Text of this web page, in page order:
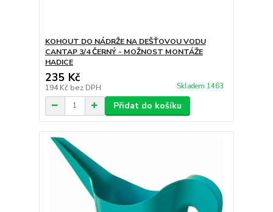
KOHOUT DO NÁDRŽE NA DEŠŤOVOU VODU
CANTAP 3/4 ČERNÝ - MOŽNOST MONTÁŽE
HADICE
235 Kč
194 Kč bez DPH Skladem 1463
Přidat do košíku